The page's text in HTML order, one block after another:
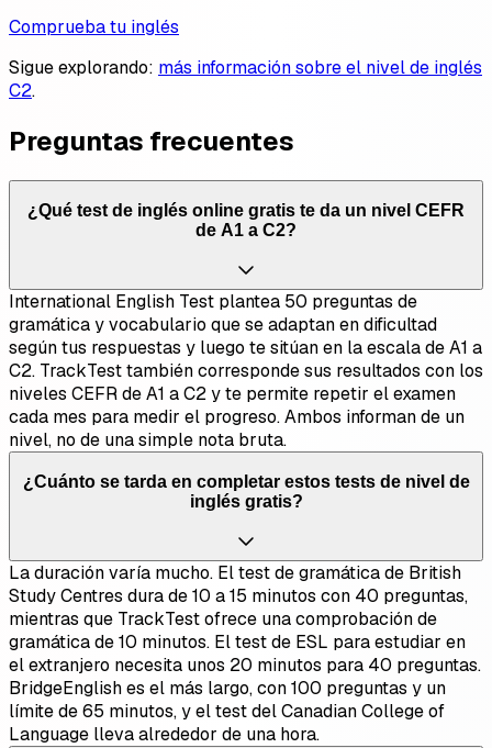
Comprueba tu inglés
Sigue explorando: más información sobre el nivel de inglés
C2.
Preguntas frecuentes
¿Qué test de inglés online gratis te da un nivel CEFR
de A1 a C2?
International English Test plantea 50 preguntas de
gramática y vocabulario que se adaptan en dificultad
según tus respuestas y luego te sitúan en la escala de A1 a
C2. TrackTest también corresponde sus resultados con los
niveles CEFR de A1 a C2 y te permite repetir el examen
cada mes para medir el progreso. Ambos informan de un
nivel, no de una simple nota bruta.
¿Cuánto se tarda en completar estos tests de nivel de
inglés gratis?
La duración varía mucho. El test de gramática de British
Study Centres dura de 10 a 15 minutos con 40 preguntas,
mientras que TrackTest ofrece una comprobación de
gramática de 10 minutos. El test de ESL para estudiar en
el extranjero necesita unos 20 minutos para 40 preguntas.
BridgeEnglish es el más largo, con 100 preguntas y un
límite de 65 minutos, y el test del Canadian College of
Language lleva alrededor de una hora.